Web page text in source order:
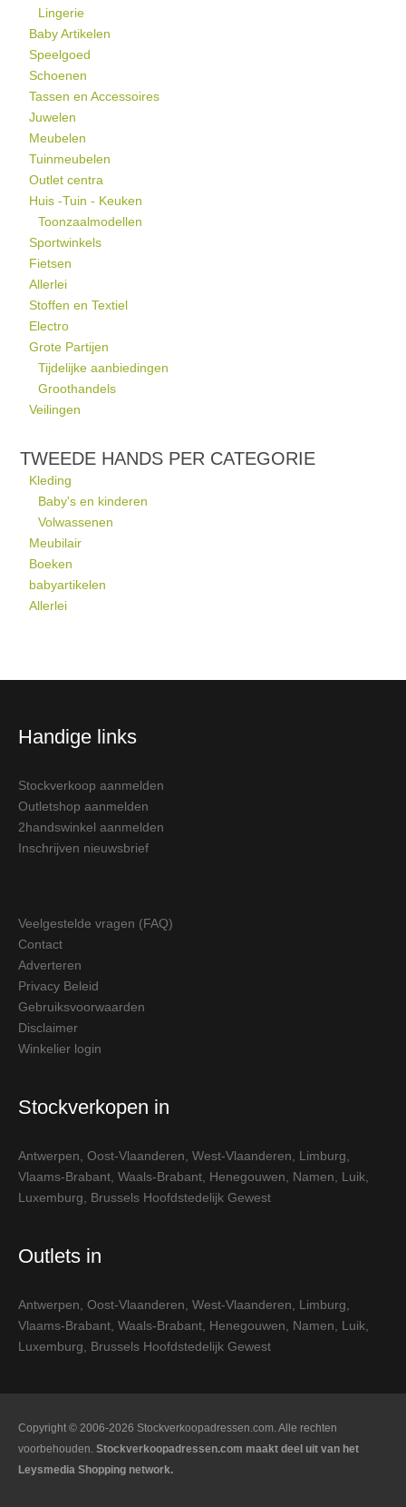
Lingerie
Baby Artikelen
Speelgoed
Schoenen
Tassen en Accessoires
Juwelen
Meubelen
Tuinmeubelen
Outlet centra
Huis -Tuin - Keuken
Toonzaalmodellen
Sportwinkels
Fietsen
Allerlei
Stoffen en Textiel
Electro
Grote Partijen
Tijdelijke aanbiedingen
Groothandels
Veilingen
TWEEDE HANDS PER CATEGORIE
Kleding
Baby's en kinderen
Volwassenen
Meubilair
Boeken
babyartikelen
Allerlei
Handige links
Stockverkoop aanmelden
Outletshop aanmelden
2handswinkel aanmelden
Inschrijven nieuwsbrief
Veelgestelde vragen (FAQ)
Contact
Adverteren
Privacy Beleid
Gebruiksvoorwaarden
Disclaimer
Winkelier login
Stockverkopen in
Antwerpen Oost-Vlaanderen West-Vlaanderen Limburg
Vlaams-Brabant Waals-Brabant Henegouwen Namen Luik
Luxemburg
Brussels Hoofdstedelijk Gewest
Outlets in
Antwerpen Oost-Vlaanderen West-Vlaanderen Limburg
Vlaams-Brabant Waals-Brabant Henegouwen Namen Luik
Luxemburg
Brussels Hoofdstedelijk Gewest
Copyright © 2006-2026 Stockverkoopadressen.com. Alle rechten
voorbehouden. Stockverkoopadressen.com maakt deel uit van het
Leysmedia Shopping network.